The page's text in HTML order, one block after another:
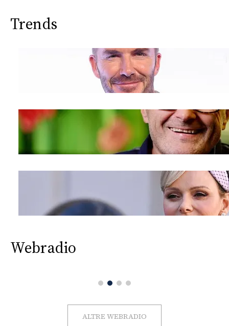
Trends
Webradio
ALTRE WEBRADIO